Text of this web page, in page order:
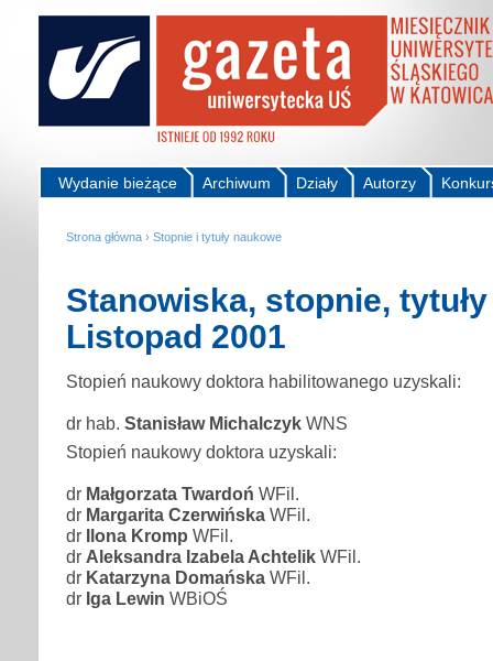
Autorzy
Działy
Archiwum
Wydanie bieżące
Strona główna › Stopnie i tytuły naukowe
Stanowiska, stopnie,
Listopad 2001
Stopień naukowy doktora habilitowanego uzyskali:
dr hab. Stanisław Michalczyk WNS
Stopień naukowy doktora uzyskali:
dr Małgorzata Twardoń WFil.
dr Margarita Czerwińska WFil.
dr Ilona Kromp WFil.
dr Aleksandra Izabela Achtelik WFil.
dr Katarzyna Domańska WFil.
dr Iga Lewin WBiOŚ